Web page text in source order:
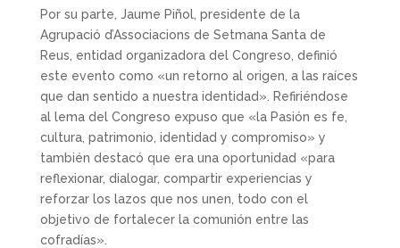
Por su parte, Jaume Piñol, presidente de la
Agrupació d’Associacions de Setmana Santa de
Reus, entidad organizadora del Congreso, definió
este evento como «un retorno al origen, a las raíces
que dan sentido a nuestra identidad». Refiriéndose
al lema del Congreso expuso que «la Pasión es fe,
cultura, patrimonio, identidad y compromiso» y
también destacó que era una oportunidad «para
reflexionar, dialogar, compartir experiencias y
reforzar los lazos que nos unen, todo con el
objetivo de fortalecer la comunión entre las
cofradías».